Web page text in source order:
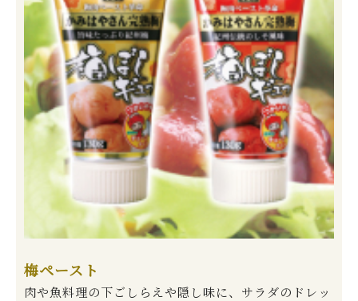
梅ペースト
肉や魚料理の下ごしらえや隠し味に、サラダのドレッ